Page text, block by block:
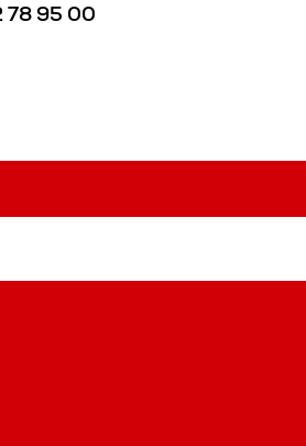
78 95 00